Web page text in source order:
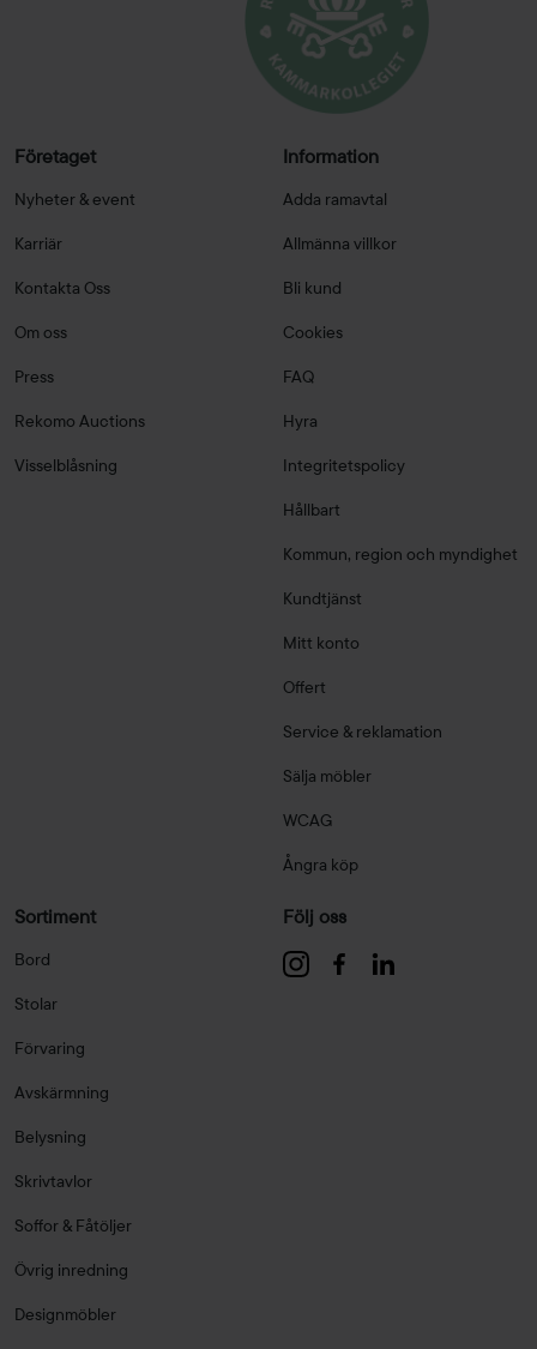
Företaget
Nyheter & event
Karriär
Kontakta Oss
Om oss
Press
Rekomo Auctions
Visselblåsning
Information
Adda ramavtal
Allmänna villkor
Bli kund
Cookies
FAQ
Hyra
Integritetspolicy
Hållbart
Kommun, region och myndighet
Kundtjänst
Mitt konto
Offert
Service & reklamation
Sälja möbler
WCAG
Ångra köp
Sortiment
Bord
Stolar
Förvaring
Avskärmning
Belysning
Skrivtavlor
Soffor & Fåtöljer
Övrig inredning
Designmöbler
Följ oss